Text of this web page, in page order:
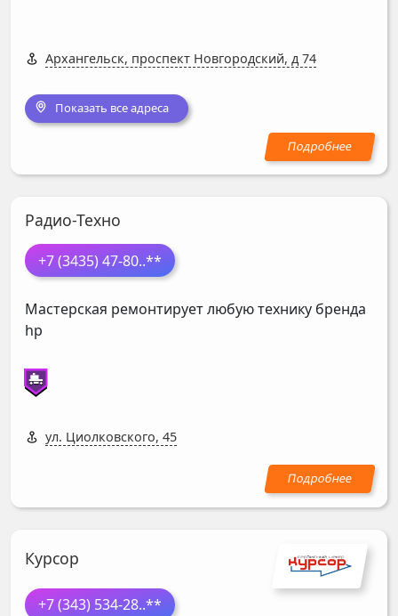
Архангельск, проспект Новгородский, д 74
Показать все адреса
Радио-Техно
+7 (3435) 47-80..**
Мастерская ремонтирует любую технику бренда
hp
ул. Циолковского, 45
Курсор
+7 (343) 534-28..**